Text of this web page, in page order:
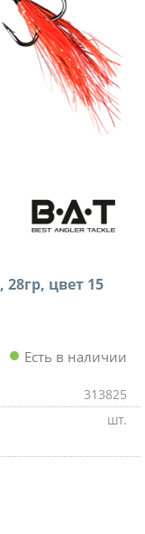
28гр, цвет 15
Есть в наличии
313825
шт.